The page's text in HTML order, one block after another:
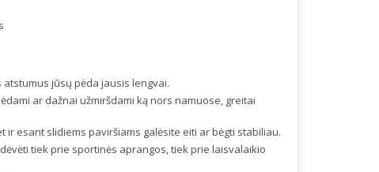
jūsų pėda jausis lengvai.
ar dažnai užmiršdami ką nors namuose, greitai
esant slidiems paviršiams galėsite eiti ar bėgti stabiliau.
tiek prie sportinės aprangos, tiek prie laisvalaikio